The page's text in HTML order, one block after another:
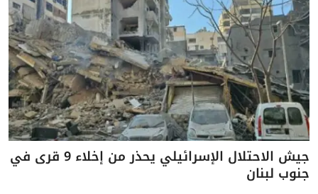
جيش الاحتلال الإسرائيلي يحذر من إخلاء 9 قرى في
جنوب لبنان